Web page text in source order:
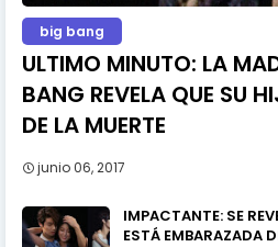
big bang
ULTIMO MINUTO: LA
BANG REVELA QUE SU
DE LA MUERTE
junio 06, 2017
IMPACTANTE: SE
ESTÁ EMBARAZADA